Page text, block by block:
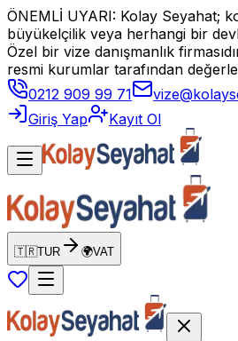
ÖNEMLİ UYARI: Kolay Seyahat;
büyükelçilik veya herhangi bir
Özel bir vize danışmanlık
resmi kurumlar tarafından
0212 909 99 71
Giriş Yap
Kayıt Ol
🇹🇷TUR 🌍VAT